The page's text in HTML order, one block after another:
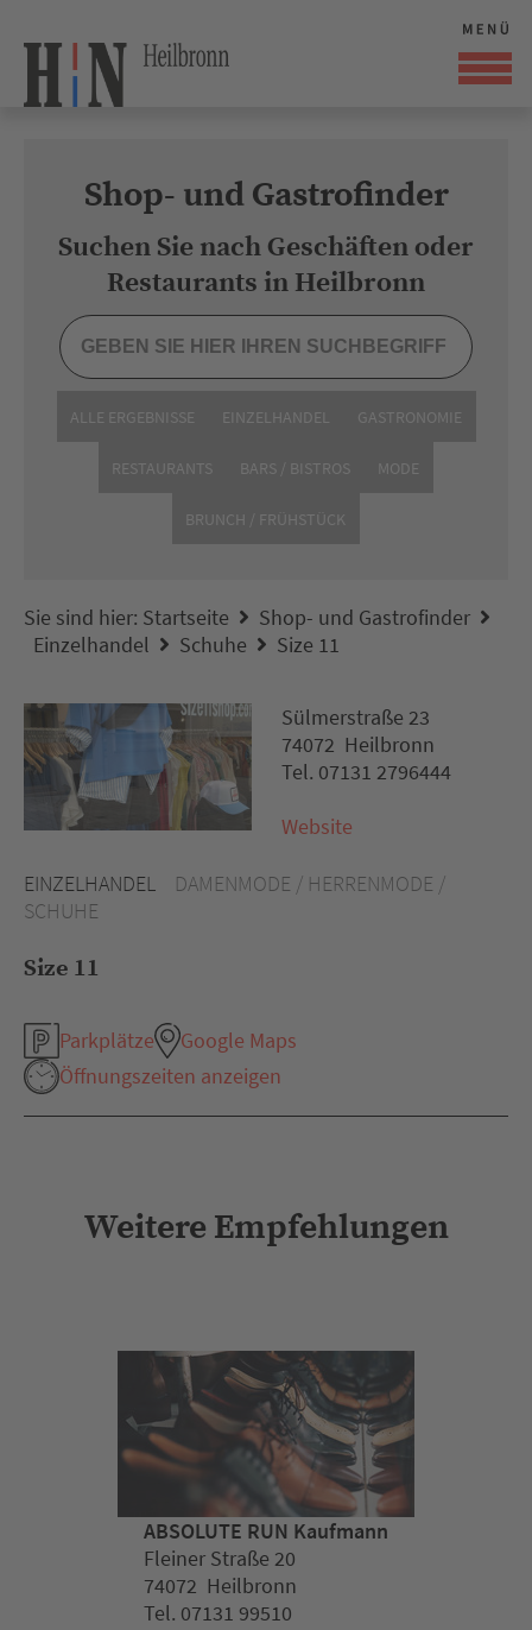
Shop- und Gastrofinder
Suchen Sie nach Geschäften oder
Restaurants in Heilbronn
ALLE ERGEBNISSE EINZELHANDEL GASTRONOMIE
RESTAURANTS BARS / BISTROS MODE
BRUNCH / FRÜHSTÜCK
Sie sind hier: Startseite
Shop- und Gastrofinder
Einzelhandel
Schuhe Size 11
EINZELHANDEL
DAMENMODE / HERRENMODE /
SCHUHE
Size 11
Parkplätze
Google Maps
Öffnungszeiten anzeigen
Sülmerstraße 23
74072 Heilbronn
Tel. 07131 2796444
Website
Weitere Empfehlungen
ABSOLUTE RUN Kaufmann
Fleiner Straße 20
74072 Heilbronn
Tel. 07131 99510